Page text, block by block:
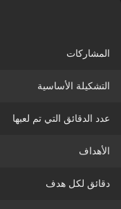
المشاركات
التشكيلة الأساسية
عدد الدقائق التي تم لعبها
الأهداف
دقائق لكل هدف